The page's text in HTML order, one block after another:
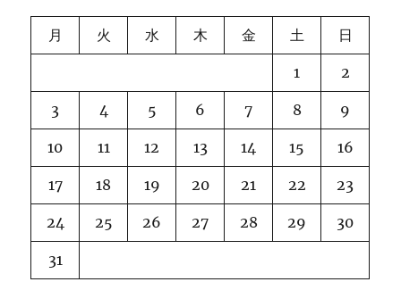
月 火 水 木 金 土 日
1 2
3 4 5 6 7 8 9
10 11 12 13 14 15 16
17 18 19 20 21 22 23
24 25 26 27 28 29 30
31